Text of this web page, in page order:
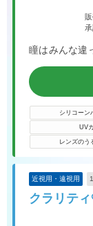
瞳はみんな違
シリコーン
UV
レンズのう
近視用・遠視用
クラリテ